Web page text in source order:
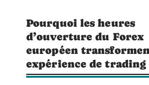
Pourquoi les heures
d’ouverture du Forex
européen
expérience de trading